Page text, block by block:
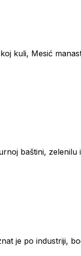
kuli, Mesić
baštini,
je po industriji,